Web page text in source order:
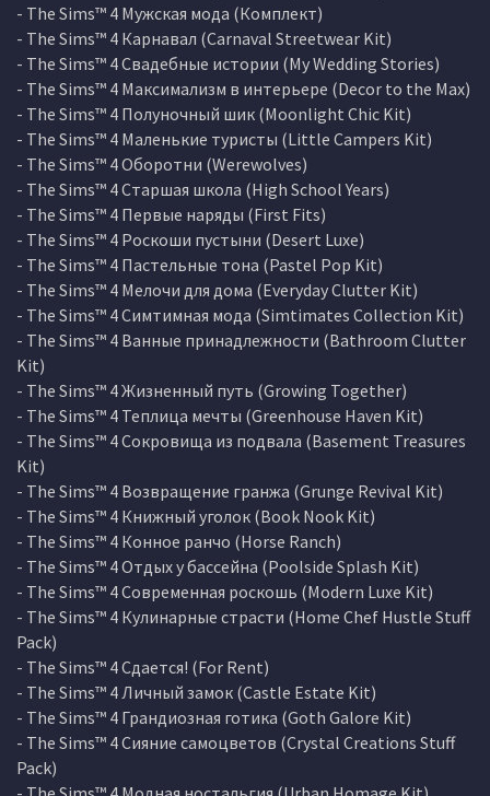
- The Sims™ 4 Мужская мода (Комплект)
- The Sims™ 4 Карнавал (Carnaval Streetwear Kit)
- The Sims™ 4 Свадебные истории (My Wedding Stories)
- The Sims™ 4 Максимализм в интерьере (Decor to the Max)
- The Sims™ 4 Полуночный шик (Moonlight Chic Kit)
- The Sims™ 4 Маленькие туристы (Little Campers Kit)
- The Sims™ 4 Оборотни (Werewolves)
- The Sims™ 4 Старшая школа (High School Years)
- The Sims™ 4 Первые наряды (First Fits)
- The Sims™ 4 Роскоши пустыни (Desert Luxe)
- The Sims™ 4 Пастельные тона (Pastel Pop Kit)
- The Sims™ 4 Мелочи для дома (Everyday Clutter Kit)
- The Sims™ 4 Симтимная мода (Simtimates Collection Kit)
- The Sims™ 4 Ванные принадлежности (Bathroom Clutter
Kit)
- The Sims™ 4 Жизненный путь (Growing Together)
- The Sims™ 4 Теплица мечты (Greenhouse Haven Kit)
- The Sims™ 4 Сокровища из подвала (Basement Treasures
Kit)
- The Sims™ 4 Возвращение гранжа (Grunge Revival Kit)
- The Sims™ 4 Книжный уголок (Book Nook Kit)
- The Sims™ 4 Конное ранчо (Horse Ranch)
- The Sims™ 4 Отдых у бассейна (Poolside Splash Kit)
- The Sims™ 4 Современная роскошь (Modern Luxe Kit)
- The Sims™ 4 Кулинарные страсти (Home Chef Hustle Stuff
Pack)
- The Sims™ 4 Сдается! (For Rent)
- The Sims™ 4 Личный замок (Castle Estate Kit)
- The Sims™ 4 Грандиозная готика (Goth Galore Kit)
- The Sims™ 4 Сияние самоцветов (Crystal Creations Stuff
Pack)